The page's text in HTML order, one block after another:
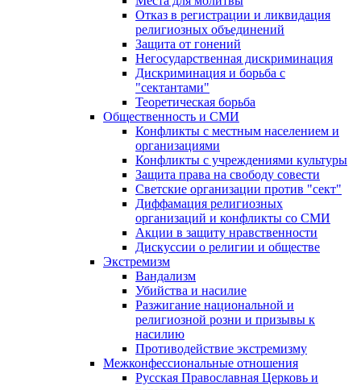
Отказ в регистрации и ликвидация
религиозных объединений
Защита от гонений
Негосударственная дискриминация
Дискриминация и борьба с
"сектантами"
Теоретическая борьба
Общественность и СМИ
Конфликты с местным населением и
организациями
Конфликты с учреждениями культуры
Защита права на свободу совести
Светские организации против "сект"
Диффамация религиозных
организаций и конфликты со СМИ
Акции в защиту нравственности
Дискуссии о религии и обществе
Экстремизм
Вандализм
Убийства и насилие
Разжигание национальной и
религиозной розни и призывы к
насилию
Противодействие экстремизму
Межконфессиональные отношения
Русская Православная Церковь и